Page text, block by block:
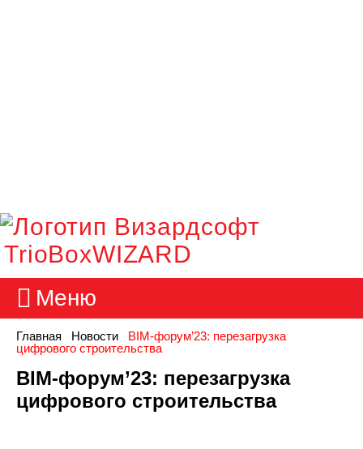
TrioBoxWIZARD
Меню
Главная Новости
BIM-форум’23: перезагрузка
цифрового строительства
BIM-форум’23: перезагрузка
цифрового строительства